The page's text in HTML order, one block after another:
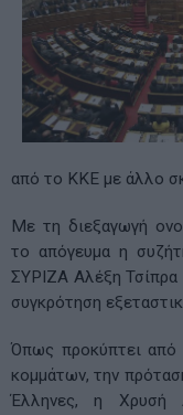
από το ΚΚΕ με άλλο
Με τη διεξαγωγή
το απόγευμα η
ΣΥΡΙΖΑ Αλέξη Τσίπρα
συγκρότηση
Όπως προκύπτει από
κομμάτων, την
Έλληνες, η Χρυσή